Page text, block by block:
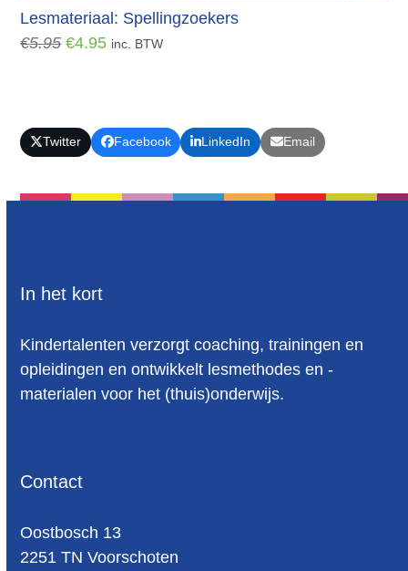
Lesmateriaal: Spellingzoekers
€5.95 Oorspronkelijke
€4.95Huidige
inc. BTW
Twitter Facebook LinkedIn Email
In het kort
Kindertalenten verzorgt coaching, trainingen en
opleidingen en ontwikkelt lesmethodes en -
materialen voor het (thuis)onderwijs.
Contact
Oost­bosch 13
2251 TN Voorschoten